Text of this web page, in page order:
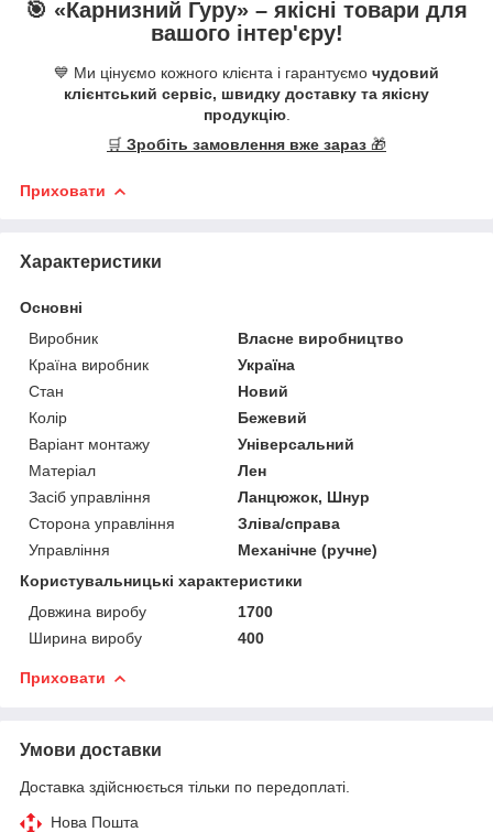
🎯 «Карнизний Гуру» – якісні товари для
вашого інтер'єру!
💙 Ми цінуємо кожного клієнта і гарантуємо чудовий
клієнтський сервіс, швидку доставку та якісну
продукцію.
🛒 Зробіть замовлення вже зараз 🎁
Приховати
Характеристики
Основні
Виробник
Власне виробництво
Країна виробник
Україна
Стан
Новий
Колір
Бежевий
Варіант монтажу
Універсальний
Матеріал
Лен
Засіб управління
Ланцюжок, Шнур
Сторона управління
Зліва/справа
Управління
Механічне (ручне)
Користувальницькі характеристики
Довжина виробу
1700
Ширина виробу
400
Приховати
Умови доставки
Доставка здійснюється тільки по передоплаті.
Нова Пошта